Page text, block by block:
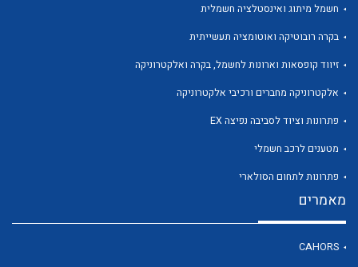
לכל מוצרי היצרן
חשמל מיתוג ואינסטלציה חשמלית
בקרה רובוטיקה ואוטומציה תעשייתית
זיווד קופסאות וארונות לחשמל, בקרה ואלקטרוניקה
אלקטרוניקה מחברים ורכיבי אלקטרוניקה
פתרונות וציוד לסביבה נפיצה EX
מטענים לרכב חשמלי
פתרונות לתחום הסולארי
מאמרים
CAHORS